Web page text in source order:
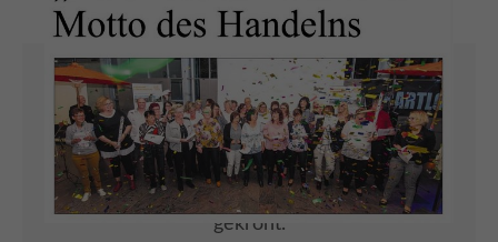
Bewohner der Villa Kunterbunt bei den
Motiviert und voller Ehrgeiz stellten sie sich
den Disziplinen und gaben ihr Bestes. Dieses
Jahr wurde die Teilnahme mit einer
Silbermedaille für Frau Isabell John im Rodeln
gekrönt.